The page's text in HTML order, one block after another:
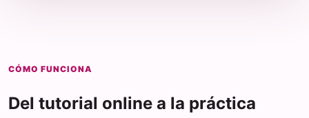
CÓMO FUNCIONA
Del tutorial online a la práctica